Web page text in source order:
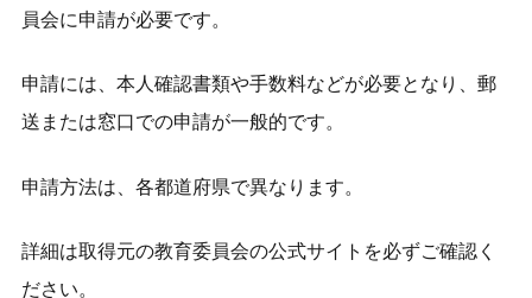
員会に申請が必要です。
申請には、本人確認書類や手数料などが必要となり、郵
送または窓口での申請が一般的です。
申請方法は、各都道府県で異なります。
詳細は取得元の教育委員会の公式サイトを必ずご確認く
ださい。